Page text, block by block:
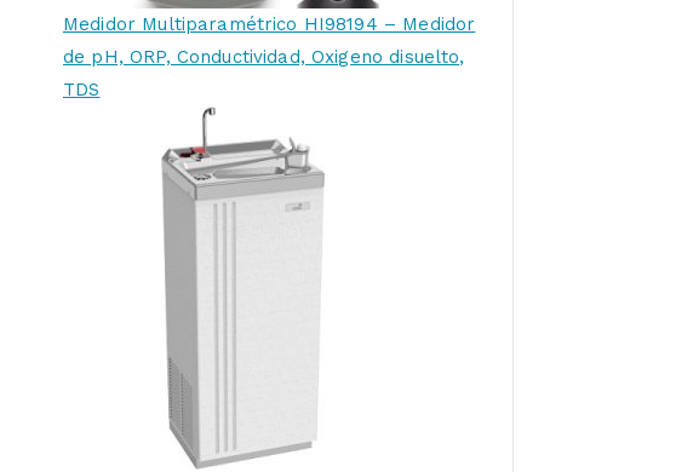
Medidor Multiparamétrico HI98194 – Medidor
de pH, ORP, Conductividad, Oxigeno disuelto,
TDS